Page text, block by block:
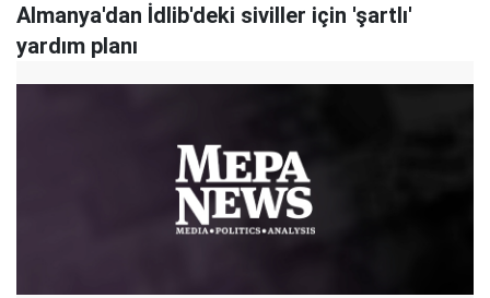
Almanya'dan İdlib'deki siviller için 'şartlı'
yardım planı